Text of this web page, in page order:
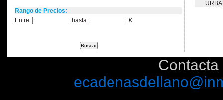
Rango de Precios:
Entre
hasta €